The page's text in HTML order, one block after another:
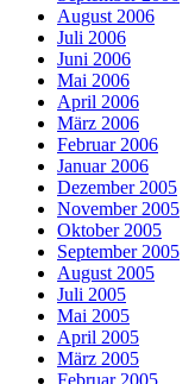
August 2006
Juli 2006
Juni 2006
Mai 2006
April 2006
März 2006
Februar 2006
Januar 2006
Dezember 2005
November 2005
Oktober 2005
September 2005
August 2005
Juli 2005
Mai 2005
April 2005
März 2005
Februar 2005